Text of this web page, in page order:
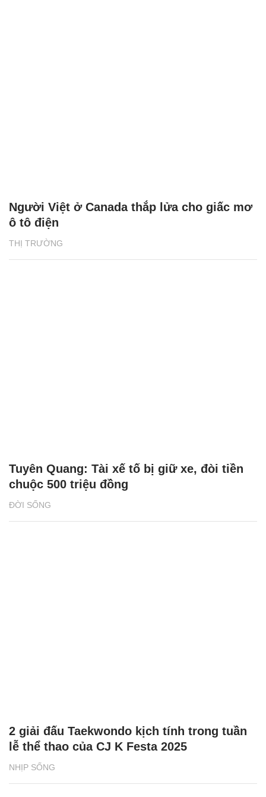
THỊ TRƯỜNG
Người Việt ở Canada thắp lửa cho giấc mơ
ô tô điện
ĐỜI SỐNG
Tuyên Quang: Tài xế tố bị giữ xe, đòi tiền
chuộc 500 triệu đồng
NHỊP SỐNG
2 giải đấu Taekwondo kịch tính trong tuần
lễ thể thao của CJ K Festa 2025